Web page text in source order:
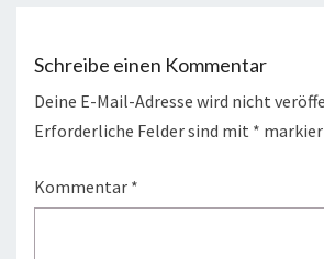
Schreibe einen Kommentar
Deine E-Mail-Adresse wird nicht
Erforderliche Felder sind mit *
Kommentar *